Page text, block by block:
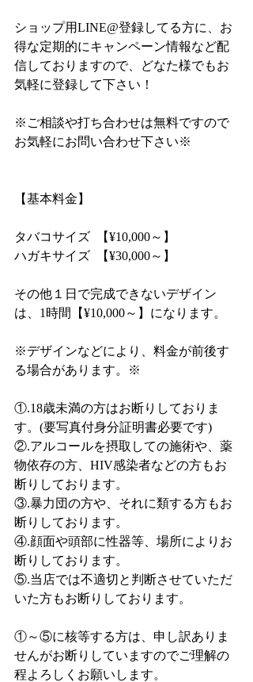
ショップ用LINE@登録してる方に、お
得な定期的にキャンペーン情報など配
信しておりますので、どなた様でもお
気軽に登録して下さい！
※ご相談や打ち合わせは無料ですので
お気軽にお問い合わせ下さい※
【基本料金】
タバコサイズ  【¥10,000～】
ハガキサイズ  【¥30,000～】
その他１日で完成できないデザイン
は、1時間【¥10,000～】になります。
※デザインなどにより、料金が前後す
る場合があります。※
①.18歳未満の方はお断りしておりま
す。(要写真付身分証明書必要です)
②.アルコールを摂取しての施術や、薬
物依存の方、HIV感染者などの方もお
断りしております。
③.暴力団の方や、それに類する方もお
断りしております。
④.顔面や頭部に性器等、場所によりお
断りしております。
⑤.当店では不適切と判断させていただ
いた方もお断りしております。
①～⑤に核等する方は、申し訳ありま
せんがお断りしていますのでご理解の
程よろしくお願いします。